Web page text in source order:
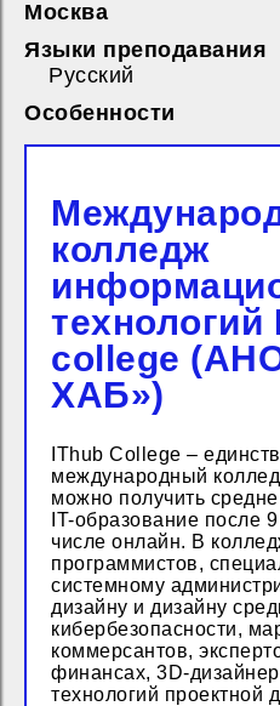
Москва
Языки преподавания
Русский
Особенности
колледж
технологий
college
ХАБ»)
IThub College –
международный
можно получить
IT-образование после
числе онлайн. В
программистов,
системному
дизайну и дизайну
кибербезопасности,
коммерсантов,
финансах, 3D-
технологий проектной